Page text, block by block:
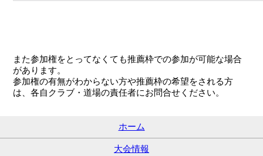
また参加権をとってなくても推薦枠での参加が可能な場合
があります。
参加権の有無がわからない方や推薦枠の希望をされる方
は、各自クラブ・道場の責任者にお問合せください。
ホーム
大会情報